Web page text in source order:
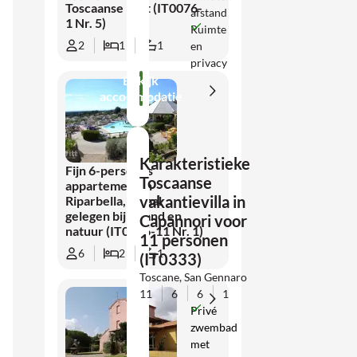
Toscaanse kust (IT0076-
1 Nr. 5)
2 1 1
Fijn 6-persoons
appartement in
Riparbella, ideaal
gelegen bij strand en
natuur (IT0076-11 Nr. 1)
6 2 1
afstand
Ruimte
en
privacy
Bekijk
accommodatie
Karakteristieke
Toscaanse
vakantievilla in
Capannori voor
11 personen
(IT0333)
Toscane, San Gennaro
11
6 6
1
Privé
zwembad
met